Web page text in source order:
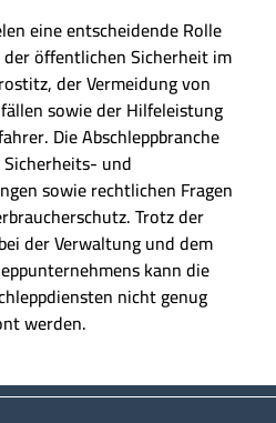
eine entscheidende Rolle
öffentlichen Sicherheit im
der Vermeidung von
sowie der Hilfeleistung
Die Abschleppbranche
und
sowie rechtlichen Fragen
Trotz der
der Verwaltung und dem
kann die
nicht genug
werden.